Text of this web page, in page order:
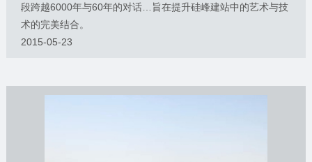
段跨越6000年与60年的对话…旨在提升硅峰建站中的艺术与技
术的完美结合。
2015-05-23